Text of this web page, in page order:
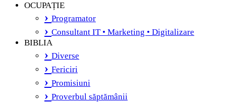
OCUPAȚIE
Programator
Consultant IT • Marketing • Digitalizare
BIBLIA
Diverse
Fericiri
Promisiuni
Proverbul săptămânii